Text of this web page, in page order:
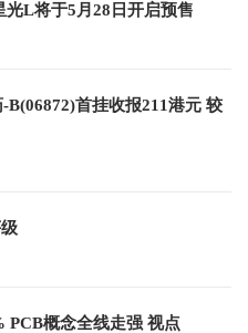
光L将于5月28日开启预售
首挂收报211港元 较
PCB概念全线走强 视点